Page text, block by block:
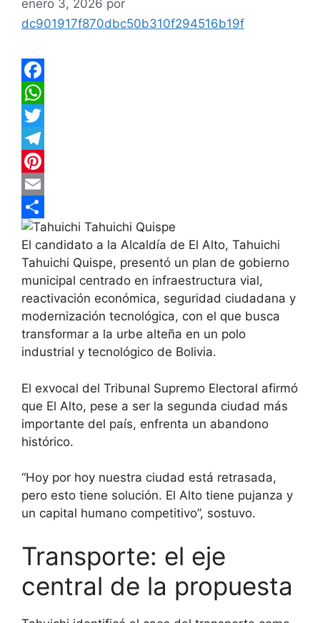
enero 3, 2026 por
dc901917f870dbc50b310f294516b19f
F
a
c
e
b
o
o
k
W
h
a
t
s
A
p
p
T
w
t
e
r
T
e
e
g
r
a
m
P
n
t
e
r
e
s
E
m
a
i
l
C
o
m
p
a
r
i
r
El candidato a la Alcaldía de El Alto, Tahuichi
Tahuichi Quispe, presentó un plan de gobierno
municipal centrado en infraestructura vial,
reactivación económica, seguridad ciudadana y
modernización tecnológica, con el que busca
transformar a la urbe alteña en un polo
industrial y tecnológico de Bolivia.
El exvocal del Tribunal Supremo Electoral afirmó
que El Alto, pese a ser la segunda ciudad más
importante del país, enfrenta un abandono
histórico.
“Hoy por hoy nuestra ciudad está retrasada,
pero esto tiene solución. El Alto tiene pujanza y
un capital humano competitivo”, sostuvo.
Transporte: el eje
central de la propuesta